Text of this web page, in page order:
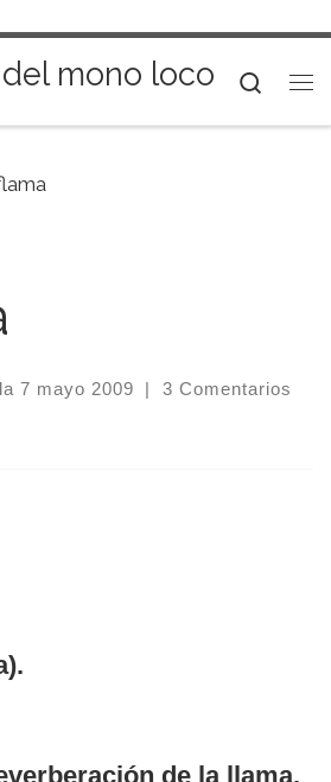
mono loco
7 mayo 2009 | 3 Comentarios
de la llama.